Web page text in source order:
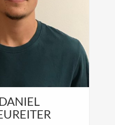
DANIEL